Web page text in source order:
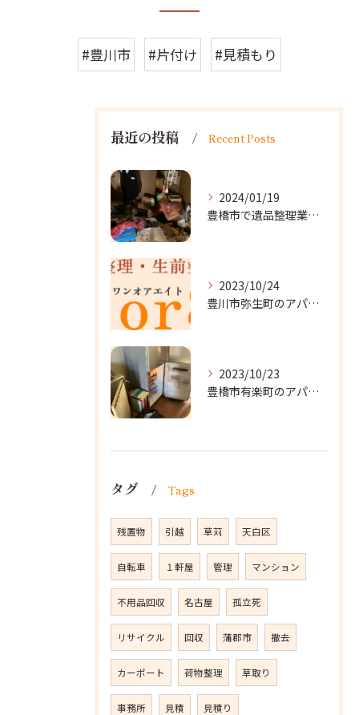
#豊川市 #片付け #見積もり
最近の投稿 Recent Posts
2024/01/19
豊橋市で遺品整理業者をお探しなら｜心を込めたサービスを
2023/10/24
豊川市弥生町のアパート改装に向かいました。
2023/10/23
豊橋市有楽町のアパートに遺品整理に向かいました。
タグ Tags
残置物 引越 草苅 天白区
自転車 １軒屋 管理 マンション
不用品回収 名古屋 孤立死
リサイクル 回収 蒲郡市 撤去
カーポート 荷物整理 草取り
事務所 見積 見積り